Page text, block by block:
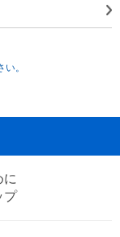
。
に
プ